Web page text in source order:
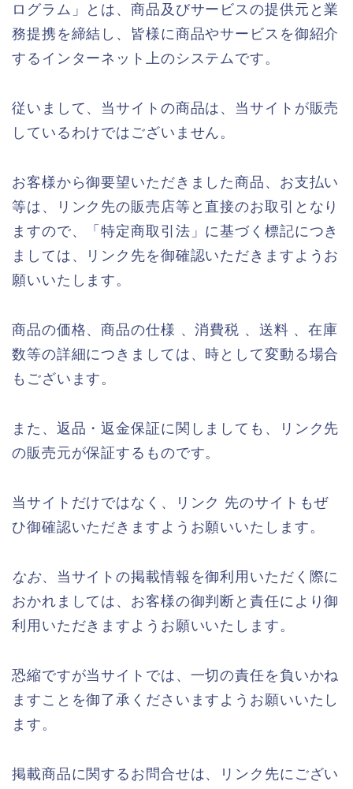
ログラム」とは、商品及びサービスの提供元と業
務提携を締結し、皆様に商品やサービスを御紹介
するインターネット上のシステムです。
従いまして、当サイトの商品は、当サイトが販売
しているわけではございません。
お客様から御要望いただきました商品、お支払い
等は、リンク先の販売店等と直接のお取引となり
ますので、「特定商取引法」に基づく標記につき
ましては、リンク先を御確認いただきますようお
願いいたします。
商品の価格、商品の仕様 、消費税 、送料 、在庫
数等の詳細につきましては、時として変動る場合
もございます。
また、返品・返金保証に関しましても、リンク先
の販売元が保証するものです。
当サイトだけではなく、リンク 先のサイトもぜ
ひ御確認いただきますようお願いいたします。
なお、当サイトの掲載情報を御利用いただく際に
おかれましては、お客様の御判断と責任により御
利用いただきますようお願いいたします。
恐縮ですが当サイトでは、一切の責任を負いかね
ますことを御了承くださいますようお願いいたし
ます。
掲載商品に関するお問合せは、リンク先にござい